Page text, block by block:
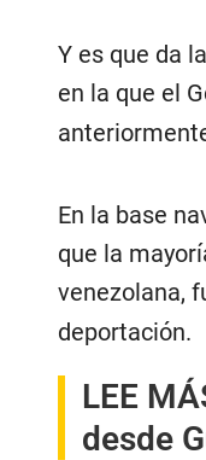
Y es que da
en la que el
En la base
que la
venezolana,
deportación.
LEE
desde